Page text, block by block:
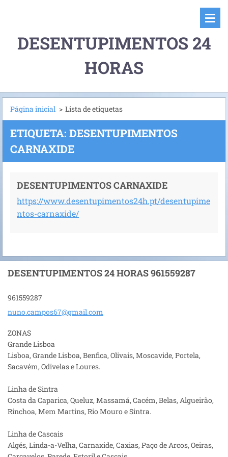
DESENTUPIMENTOS 24
HORAS
Página inicial > Lista de etiquetas
ETIQUETA: DESENTUPIMENTOS
CARNAXIDE
DESENTUPIMENTOS CARNAXIDE
https://www.desentupimentos24h.pt/desentupime
ntos-carnaxide/
DESENTUPIMENTOS 24 HORAS 961559287
961559287
nuno.campos67@gmail.com
ZONAS
Grande Lisboa
Lisboa, Grande Lisboa, Benfica, Olivais, Moscavide, Portela,
Sacavém, Odivelas e Loures.
Linha de Sintra
Costa da Caparica, Queluz, Massamá, Cacém, Belas, Algueirão,
Rinchoa, Mem Martins, Rio Mouro e Sintra.
Linha de Cascais
Algés, Linda-a-Velha, Carnaxide, Caxias, Paço de Arcos, Oeiras,